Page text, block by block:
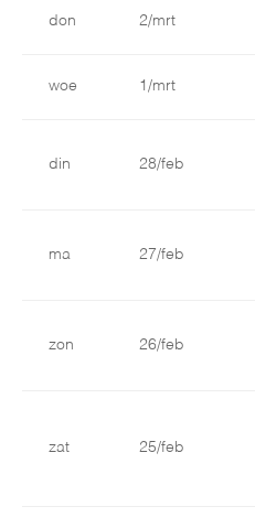
don 2/mrt
woe 1/mrt
din 28/feb
ma 27/feb
zon 26/feb
zat 25/feb